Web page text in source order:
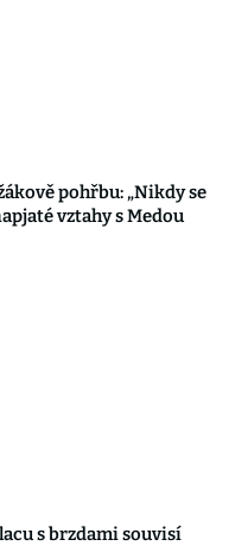
pohřbu: „Nikdy se
vztahy s Medou
s brzdami souvisí